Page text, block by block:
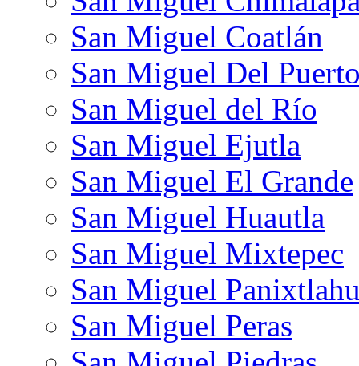
San Miguel Coatlán
San Miguel Del
San Miguel del Río
San Miguel Ejutla
San Miguel El Grande
San Miguel Huautla
San Miguel Mixtepec
San Miguel
San Miguel Peras